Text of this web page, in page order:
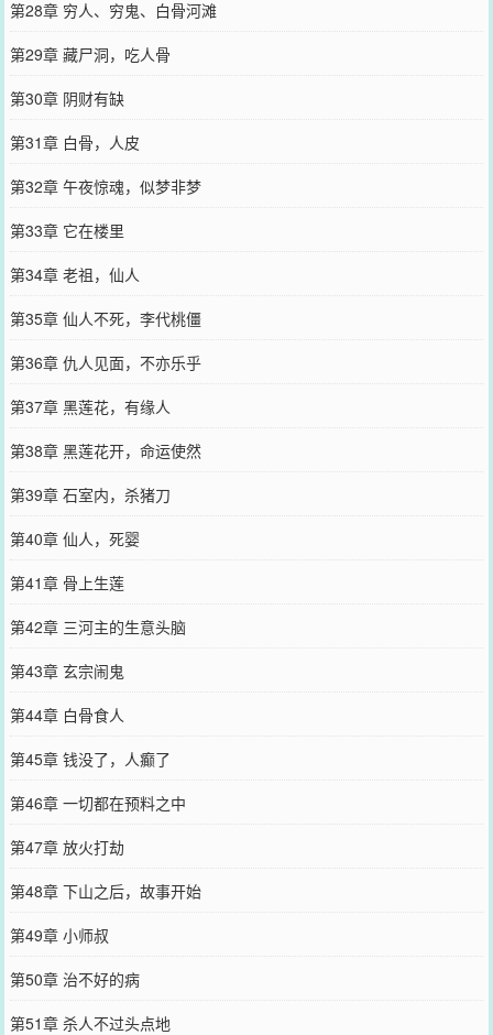
第28章 穷人、穷鬼、白骨河滩
第29章 藏尸洞，吃人骨
第30章 阴财有缺
第31章 白骨，人皮
第32章 午夜惊魂，似梦非梦
第33章 它在楼里
第34章 老祖，仙人
第35章 仙人不死，李代桃僵
第36章 仇人见面，不亦乐乎
第37章 黑莲花，有缘人
第38章 黑莲花开，命运使然
第39章 石室内，杀猪刀
第40章 仙人，死婴
第41章 骨上生莲
第42章 三河主的生意头脑
第43章 玄宗闹鬼
第44章 白骨食人
第45章 钱没了，人癫了
第46章 一切都在预料之中
第47章 放火打劫
第48章 下山之后，故事开始
第49章 小师叔
第50章 治不好的病
第51章 杀人不过头点地